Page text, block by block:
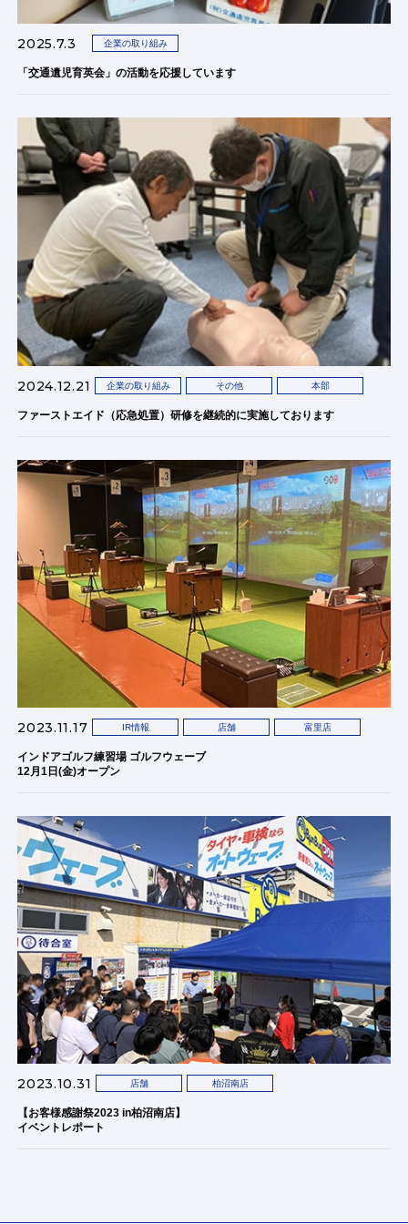
2025.7.3 企業の取り組み
「交通遺児育英会」の活動を応援しています
2024.12.21 企業の取り組み その他 本部
ファーストエイド（応急処置）研修を継続的に実施しております
2023.11.17 IR情報 店舗 富里店
インドアゴルフ練習場 ゴルフウェーブ
12月1日(金)オープン
2023.10.31 店舗 柏沼南店
【お客様感謝祭2023 in柏沼南店】
イベントレポート